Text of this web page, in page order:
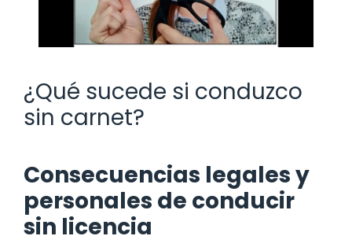
¿Qué sucede si conduzco
sin carnet?
Consecuencias legales y
personales de conducir
sin licencia